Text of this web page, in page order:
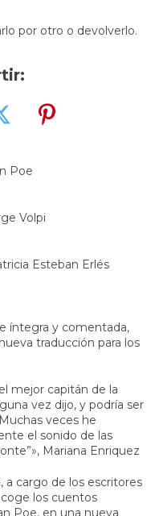
por otro o devolverlo.
Poe
Volpi
Esteban Erlés
íntegra y comentada,
traducción para los
mejor capitán de la
vez dijo, y podría ser
veces he
el sonido de las
Mariana Enriquez
a cargo de los escritores
los cuentos
Poe, en una nueva